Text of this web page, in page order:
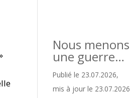
Nous menons
une guerre…
Publié le 23.07.2026,
mis à jour le 23.07.2026